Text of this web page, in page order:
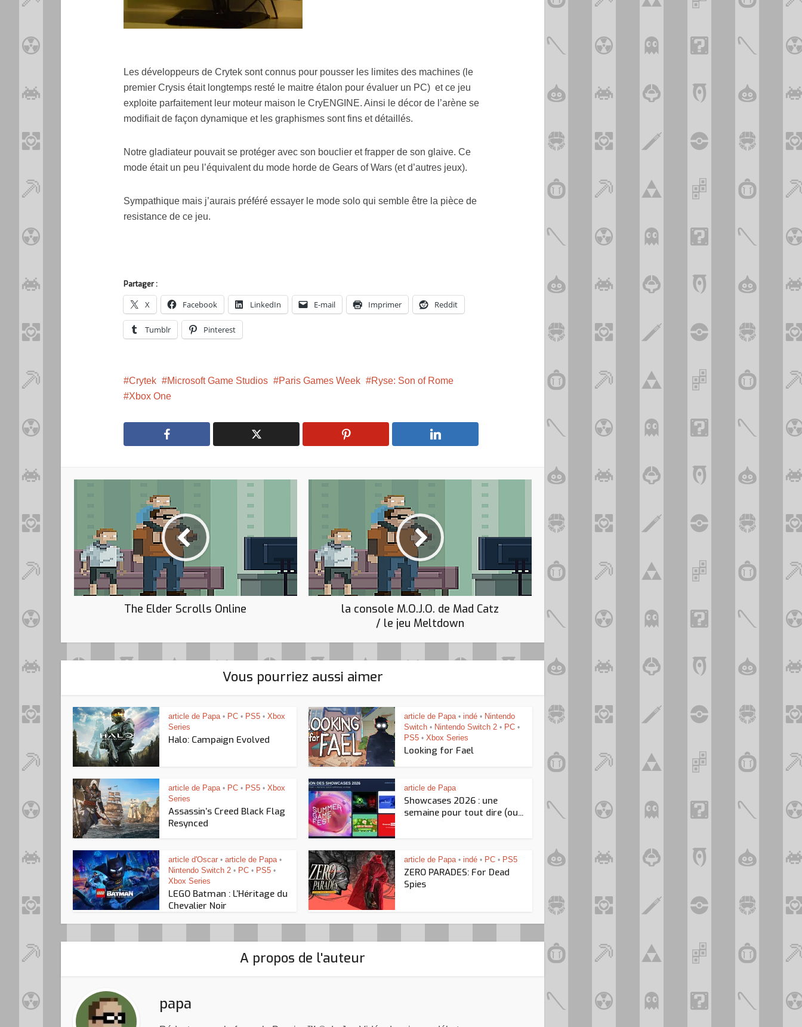
Les développeurs de Crytek sont connus pour pousser les limites des machines (le
premier Crysis était longtemps resté le maitre étalon pour évaluer un PC) et ce jeu
exploite parfaitement leur moteur maison le CryENGINE. Ainsi le décor de l’arène se
modifiait de façon dynamique et les graphismes sont fins et détaillés.
Notre gladiateur pouvait se protéger avec son bouclier et frapper de son glaive. Ce
mode était un peu l’équivalent du mode horde de Gears of Wars (et d’autres jeux).
Sympathique mais j’aurais préféré essayer le mode solo qui semble être la pièce de
resistance de ce jeu.
Partager :
X Facebook LinkedIn E-mail Imprimer Reddit
Tumblr Pinterest
Crytek Microsoft Game Studios Paris Games Week
Ryse: Son of Rome
Xbox One
The Elder Scrolls Online
la console M.O.J.O. de Mad Catz
/ le jeu Meltdown
Vous pourriez aussi aimer
article de Papa • PC • PS5 • Xbox
Series
Halo: Campaign Evolved
article de Papa • indé • Nintendo
Switch • Nintendo Switch 2 • PC •
PS5 • Xbox Series
Looking for Fael
article de Papa • PC • PS5 • Xbox
Series
Assassin’s Creed Black Flag
Resynced
article de Papa
Showcases 2026 : une
semaine pour tout dire (ou...
article d'Oscar • article de Papa •
Nintendo Switch 2 • PC • PS5 •
Xbox Series
LEGO Batman : L’Héritage du
Chevalier Noir
article de Papa • indé • PC • PS5
ZERO PARADES: For Dead
Spies
A propos de l'auteur
papa